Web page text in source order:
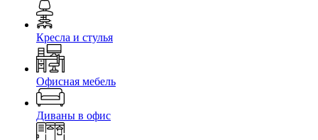
Кресла и стулья
Офисная мебель
Диваны в офис